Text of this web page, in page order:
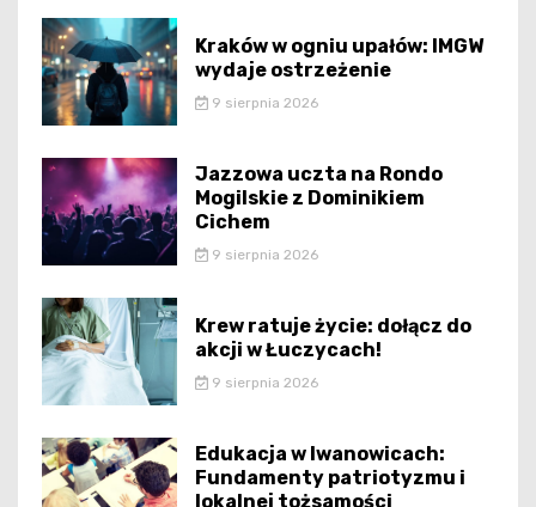
Kraków w ogniu upałów: IMGW
wydaje ostrzeżenie
9 sierpnia 2026
Jazzowa uczta na Rondo
Mogilskie z Dominikiem
Cichem
9 sierpnia 2026
Krew ratuje życie: dołącz do
akcji w Łuczycach!
9 sierpnia 2026
Edukacja w Iwanowicach:
Fundamenty patriotyzmu i
lokalnej tożsamości